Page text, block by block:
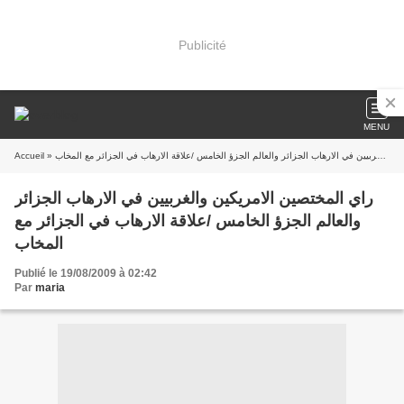
Publicité
MENU
Accueil » راي المختصين الامريكين والغربيين في الارهاب الجزائر والعالم الجزؤ الخامس /علاقة الارهاب في الجزائر مع المخاب
راي المختصين الامريكين والغربيين في الارهاب الجزائر
والعالم الجزؤ الخامس /علاقة الارهاب في الجزائر مع
المخاب
Publié le 19/08/2009 à 02:42
Par maria